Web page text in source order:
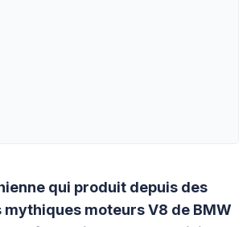
qui produit depuis des
mythiques moteurs V8 de BMW